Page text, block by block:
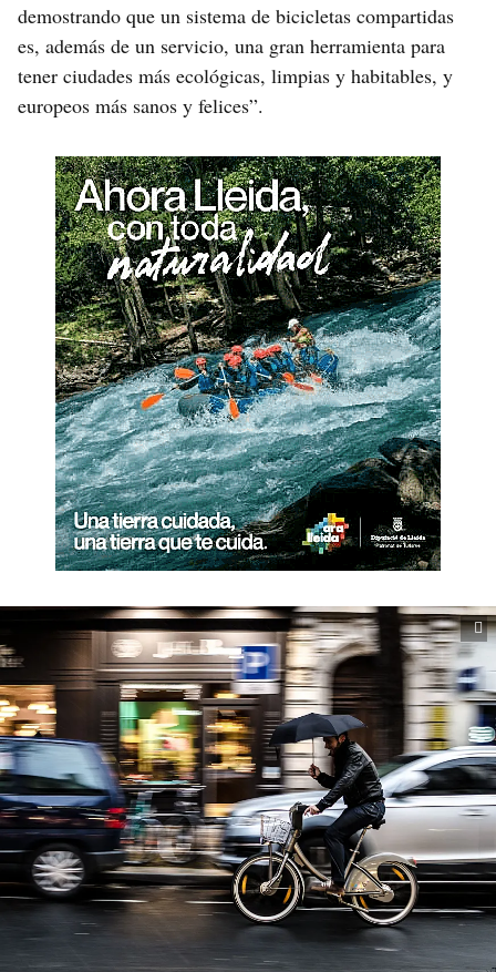
demostrando que un sistema de bicicletas compartidas
es, además de un servicio, una gran herramienta para
tener ciudades más ecológicas, limpias y habitables, y
europeos más sanos y felices”.